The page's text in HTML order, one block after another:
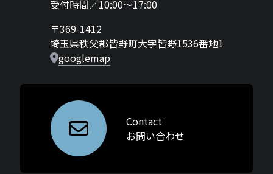
受付時間／10:00〜17:00
〒369-1412
埼玉県秩父郡皆野町大字皆野1536番地1
googlemap
Contact
お問い合わせ